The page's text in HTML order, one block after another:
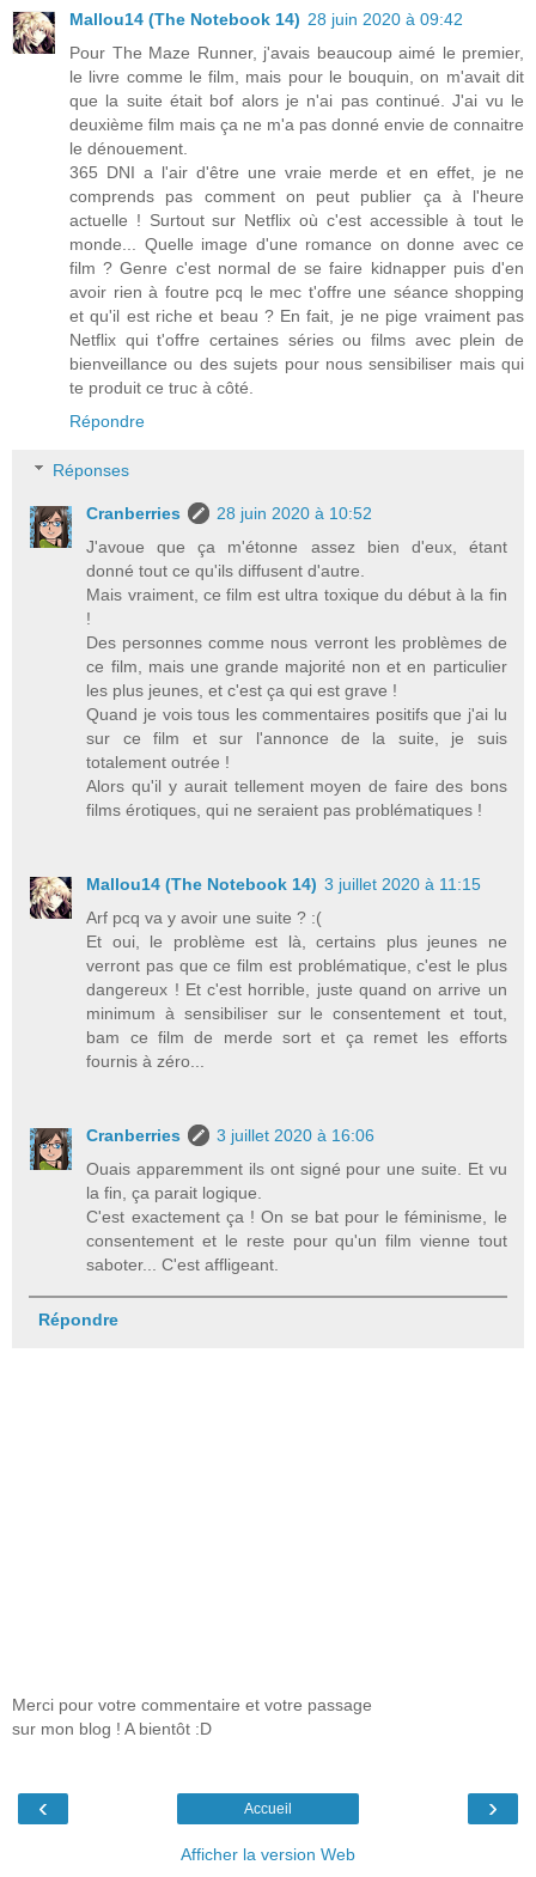
Mallou14 (The Notebook 14) 28 juin 2020 à 09:42
Pour The Maze Runner, j'avais beaucoup aimé le premier,
le livre comme le film, mais pour le bouquin, on m'avait dit
que la suite était bof alors je n'ai pas continué. J'ai vu le
deuxième film mais ça ne m'a pas donné envie de connaitre
le dénouement.
365 DNI a l'air d'être une vraie merde et en effet, je ne
comprends pas comment on peut publier ça à l'heure
actuelle ! Surtout sur Netflix où c'est accessible à tout le
monde... Quelle image d'une romance on donne avec ce
film ? Genre c'est normal de se faire kidnapper puis d'en
avoir rien à foutre pcq le mec t'offre une séance shopping
et qu'il est riche et beau ? En fait, je ne pige vraiment pas
Netflix qui t'offre certaines séries ou films avec plein de
bienveillance ou des sujets pour nous sensibiliser mais qui
te produit ce truc à côté.
Répondre
Réponses
Cranberries
28 juin 2020 à 10:52
J'avoue que ça m'étonne assez bien d'eux, étant
donné tout ce qu'ils diffusent d'autre.
Mais vraiment, ce film est ultra toxique du début à la fin
!
Des personnes comme nous verront les problèmes de
ce film, mais une grande majorité non et en particulier
les plus jeunes, et c'est ça qui est grave !
Quand je vois tous les commentaires positifs que j'ai lu
sur ce film et sur l'annonce de la suite, je suis
totalement outrée !
Alors qu'il y aurait tellement moyen de faire des bons
films érotiques, qui ne seraient pas problématiques !
Mallou14 (The Notebook 14) 3 juillet 2020 à 11:15
Arf pcq va y avoir une suite ? :(
Et oui, le problème est là, certains plus jeunes ne
verront pas que ce film est problématique, c'est le plus
dangereux ! Et c'est horrible, juste quand on arrive un
minimum à sensibiliser sur le consentement et tout,
bam ce film de merde sort et ça remet les efforts
fournis à zéro...
Cranberries
3 juillet 2020 à 16:06
Ouais apparemment ils ont signé pour une suite. Et vu
la fin, ça parait logique.
C'est exactement ça ! On se bat pour le féminisme, le
consentement et le reste pour qu'un film vienne tout
saboter... C'est affligeant.
Répondre
Merci pour votre commentaire et votre passage
sur mon blog ! A bientôt :D
‹ ›
Accueil
Afficher la version Web